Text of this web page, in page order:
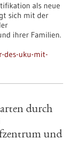
als neue
sich mit der
ihrer Familien.
des-uku-mit-
durch
und